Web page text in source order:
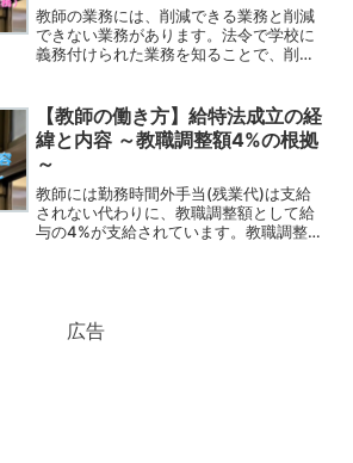
教師の業務には、削減できる業務と削減
できない業務があります。法令で学校に
義務付けられた業務を知ることで、削減
す。法令で学校に義務付けられた業務を
知って、働き方改革を進めていきましょ
う。この記事では、児童生徒の指導にか
かわる業務について紹介します。
【教師の働き方】給特法成立の経
緯と内容 ～教職調整額4%の根拠
～
教師には勤務時間外手当(残業代)は支給
されない代わりに、教職調整額として給
与の4%が支給されています。教職調整額
するまでの経緯と、給特法の内容につい
て紹介します。
広告